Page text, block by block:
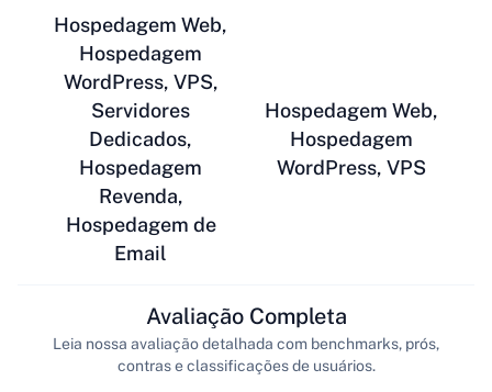
Hospedagem Web,
Hospedagem
WordPress, VPS,
Servidores
Dedicados,
Hospedagem
Revenda,
Hospedagem de
Email
Hospedagem Web,
Hospedagem
WordPress, VPS
Avaliação Completa
Leia nossa avaliação detalhada com benchmarks, prós,
contras e classificações de usuários.